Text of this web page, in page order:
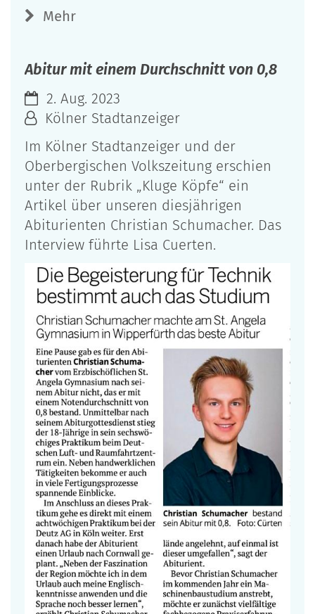
Mehr
Abitur mit einem Durchschnitt von 0,8
2. Aug. 2023
Kölner Stadtanzeiger
Im Kölner Stadtanzeiger und der
Oberbergischen Volkszeitung erschien
unter der Rubrik „Kluge Köpfe“ ein
Artikel über unseren diesjährigen
Abiturienten Christian Schumacher. Das
Interview führte Lisa Cuerten.